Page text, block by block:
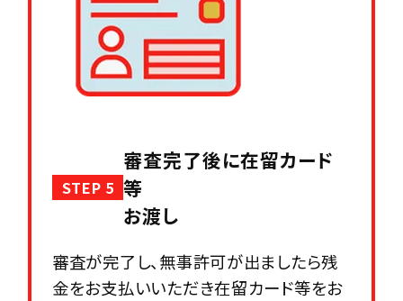
STEP 5
審査完了後に在留カード
等
お渡し
審査が完了し、無事許可が出ましたら残
金をお支払いいただき在留カード等をお